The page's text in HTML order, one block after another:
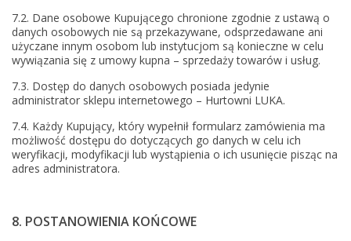
7.2. Dane osobowe Kupującego chronione zgodnie z ustawą o
danych osobowych nie są przekazywane, odsprzedawane ani
użyczane innym osobom lub instytucjom są konieczne w celu
wywiązania się z umowy kupna – sprzedaży towarów i usług.
7.3. Dostęp do danych osobowych posiada jedynie
administrator sklepu internetowego – Hurtowni LUKA.
7.4. Każdy Kupujący, który wypełnił formularz zamówienia ma
możliwość dostępu do dotyczących go danych w celu ich
weryfikacji, modyfikacji lub wystąpienia o ich usunięcie pisząc na
adres administratora.
8. POSTANOWIENIA KOŃCOWE